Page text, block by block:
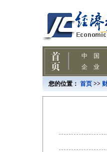
您的位置： 首页 >>